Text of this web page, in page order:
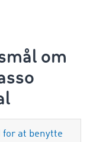
om
for at benytte